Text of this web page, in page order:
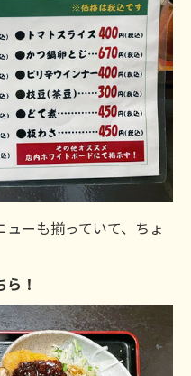
ーも揃っていて、ちょ
！